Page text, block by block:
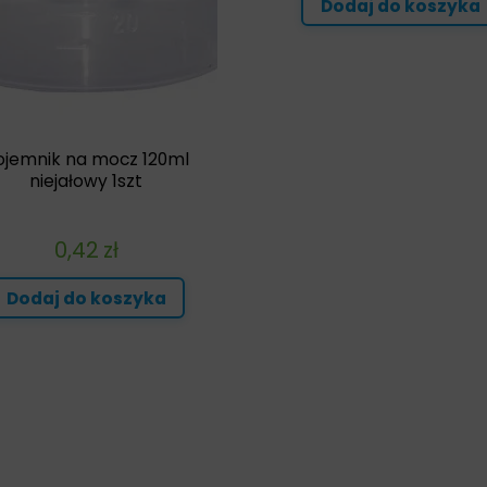
na mocz 120ml
niejałowy 1szt
0,42 zł
Dodaj do koszyka
Dodaj do koszyka